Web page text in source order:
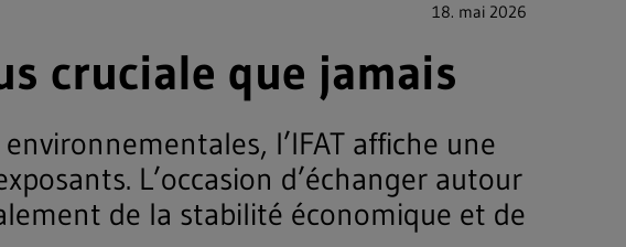
18. mai 2026
cruciale que jamais
l’IFAT affiche une
L’occasion d’échanger autour
de la stabilité économique et de